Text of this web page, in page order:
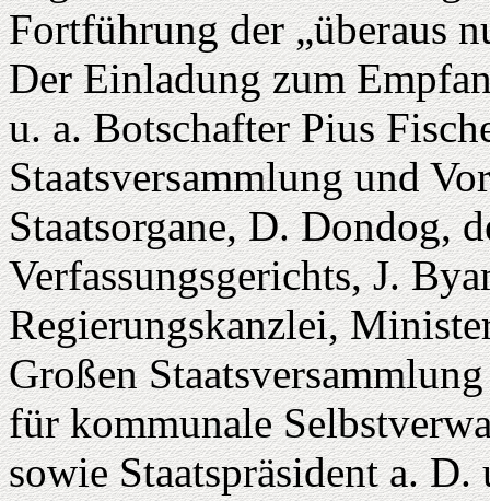
Fortführung der „überaus
Der Einladung zum
u. a. Botschafter Pius
Staatsversammlung und
Staatsorgane, D. Dondog,
Verfassungsgerichts, J.
Regierungskanzlei,
Großen
für kommunale
sowie Staatspräsident a.